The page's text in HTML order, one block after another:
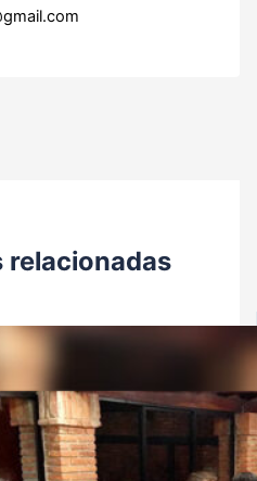
relacionadas